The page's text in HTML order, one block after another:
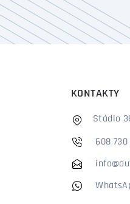
KONTAKTY
Stádlo
608 730